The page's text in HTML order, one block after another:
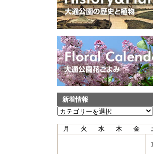
新着情報
新
月 火 水 木 金
1